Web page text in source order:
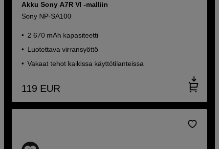
Akku Sony A7R VI -malliin
Sony NP-SA100
2 670 mAh kapasiteetti
Luotettava virransyöttö
Vakaat tehot kaikissa käyttötilanteissa
119 EUR